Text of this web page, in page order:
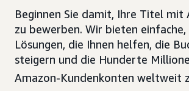
Beginnen Sie damit, Ihre Titel mit
zu bewerben. Wir bieten
Lösungen, die Ihnen helfen, die
steigern und die Hunderte
Amazon-Kundenkonten weltweit